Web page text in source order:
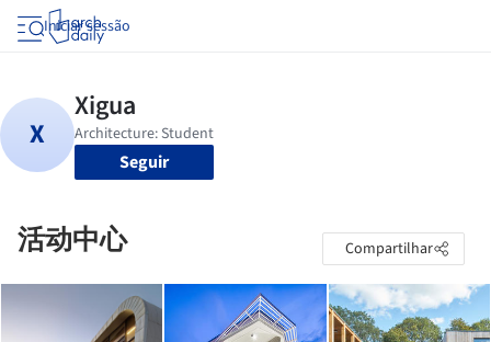
Iniciar sessão
Seguir
活动中心 Compartilhar